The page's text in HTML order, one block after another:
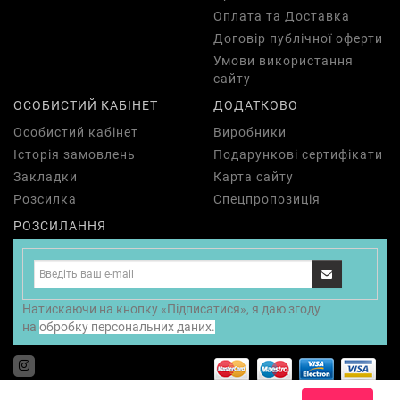
Оплата та Доставка
Договір публічної оферти
Умови використання
сайту
ОСОБИСТИЙ КАБІНЕТ
Особистий кабінет
Історія замовлень
Закладки
Розсилка
ДОДАТКОВО
Виробники
Подарункові сертифікати
Карта сайту
Спецпропозиція
РОЗСИЛАННЯ
Натискаючи на кнопку «Підписатися», я даю згоду
на обробку персональних даних.